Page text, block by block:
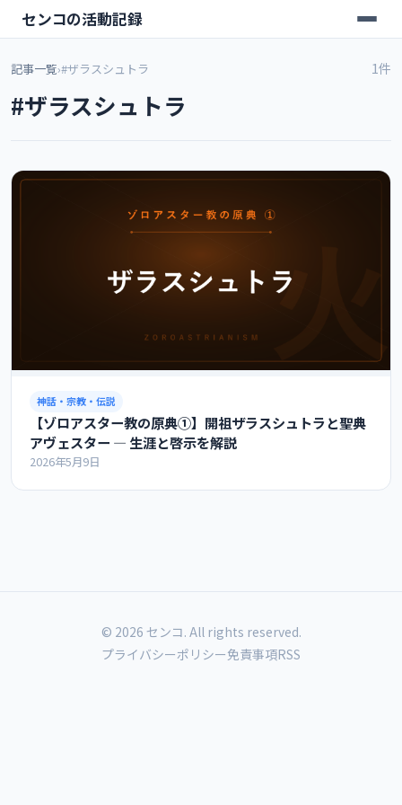
センコの活動記録
記事一覧›#ザラスシュトラ
#ザラスシュトラ
1件
神話・宗教・伝説
【ゾロアスター教の原典①】開祖ザラスシュトラと聖典
アヴェスター ― 生涯と啓示を解説
2026年5月9日
© 2026 センコ. All rights reserved.
プライバシーポリシー免責事項RSS